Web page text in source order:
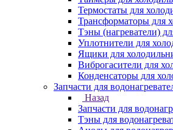
Термостаты для
Трансформаторы для
Тэны (нагреватели)
Уплотнители для
Ящики для
Виброгасители для
Конденсаторы для
Запчасти для
Назад
Запчасти для
Тэны для